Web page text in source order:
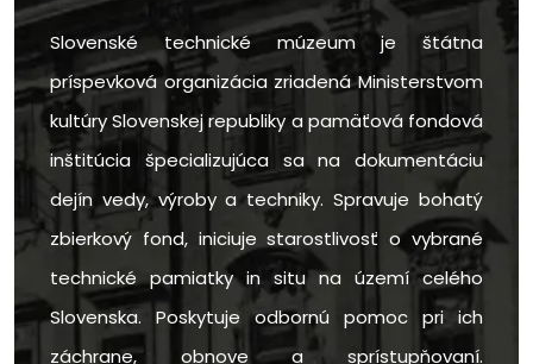
Slovenské technické múzeum je štátna
príspevková organizácia zriadená Ministerstvom
kultúry Slovenskej republiky a pamäťová fondová
inštitúcia špecializujúca sa na dokumentáciu
dejín vedy, výroby a techniky. Spravuje bohatý
zbierkový fond, iniciuje starostlivosť o vybrané
technické pamiatky in situ na území celého
Slovenska. Poskytuje odbornú pomoc pri ich
záchrane, obnove a sprístupňovaní.